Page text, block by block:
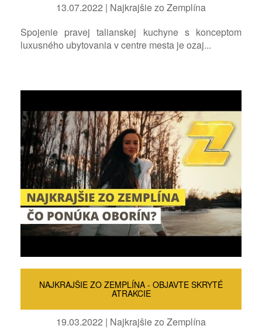
13.07.2022 | Najkrajšie zo Zemplína
Spojenie pravej talianskej kuchyne s konceptom
luxusného ubytovania v centre mesta je ozaj...
NAJKRAJŠIE ZO ZEMPLÍNA - OBJAVTE SKRYTÉ
ATRAKCIE
19.03.2022 | Najkrajšie zo Zemplína